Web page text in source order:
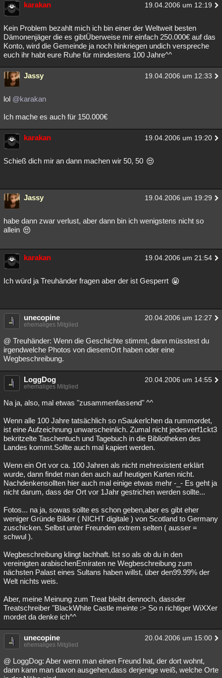
karakan 19.04.2006 um 12:19
Kein Problem bezahlt mich ich bin einer der Weltweit besten
Dämonenjäger die es gibtÜberweise mir einfach 250.000€ auf das
Konto, wird die Gemeinde ja noch hinkriegen undich verspreche
euch ihr habt eure Ruhe für mindestens 100 Jahre^^
Jassy 19.04.2006 um 12:33
lol @karakan
Ich mache es auch für 150.000€
karakan 19.04.2006 um 19:20
Schieß dich mir an dann machen wir 50, 50
Jassy 19.04.2006 um 19:29
habe dann zwar verlust, aber dann bin ich wenigstens nicht so
allein
karakan 19.04.2006 um 21:54
Ich würd ja Treuhänder fragen aber der ist Gesperrt
unecopine 20.04.2006 um 12:27
ehemaliges Mitglied
@ Treuhänder: Wenn die Geschichte stimmt, dann müsstest du
irgendwelche Photos von diesemOrt haben oder eine
Wegbeschreibung.
LoggDog 20.04.2006 um 14:55
ehemaliges Mitglied
Na ja, also, mal etwas "zusammenfassend" ^^
Wenn alle 100 Jahre tatsächlich so nSaukerlchen da rummordet,
ist eine Aufzeichnung unwarscheinlich. Zumal nicht jedesverf1ckt3
bekritzelte Taschentuch und Tagebuch in die Bibliotheken des
Landes kommt.Sollte auch mal kapiert werden.
Wenn ein Ort vor ca. 100 Jahren als nicht mehrexistent erklärt
wurde, dann findet man den auch auf heutigen Karten nicht.
Nachdenkensollten hier auch mal einige etwas mehr -_- Es geht ja
nicht darum, dass der Ort vor 1Jahr gestrichen werden sollte...
Fotos... na ja, sowas sollte es schon geben,aber es gibt eher
weniger Gründe Bilder ( NICHT digitale ) von Scotland to Germany
zuschicken. Selbst unter Freunden extrem selten ( ausser =
schwul ).
Wegbeschreibung klingt lachhaft. Ist so als ob du in den
vereinigten arabischenEmiraten ne Wegbeschreibung zum
nächsten Palast eines Sultans haben willst, über den99.99% der
Welt nichts weis.
Aber, meine Meinung zum Treat bleibt dennoch, dassder
Treatschreiber "BlackWhite Castle meinte :> So n richtiger WiXXer
mordet da denke ich^^
unecopine 20.04.2006 um 15:00
ehemaliges Mitglied
@ LoggDog: Aber wenn man einen Freund hat, der dort wohnt,
dann kann man davon ausgehen,dass derjenige weiß, welche Orte